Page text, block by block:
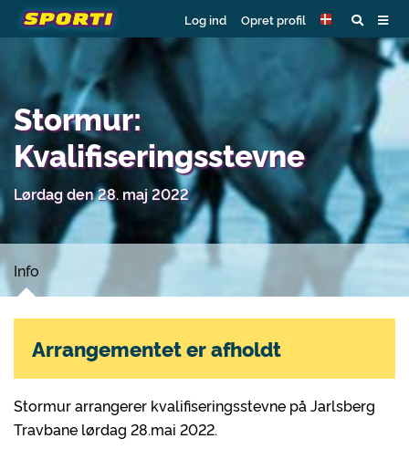
Log ind Opret profil
Stormur:
Kvalifiseringsstevne
Lørdag den 28. maj 2022
Info
Stormur arrangerer kvalifiseringsstevne på Jarlsberg
Travbane lørdag 28.mai 2022.
Arrangementet er afholdt